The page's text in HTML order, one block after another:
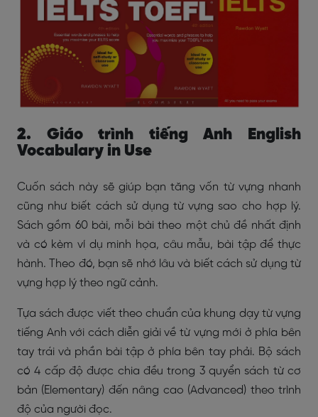
2. Giáo trình tiếng Anh English
Vocabulary in Use
Cuốn sách này sẽ giúp bạn tăng vốn từ vựng nhanh
cũng như biết cách sử dụng từ vựng sao cho hợp lý.
Sách gồm 60 bài, mỗi bài theo một chủ đề nhất định
và có kèm ví dụ minh họa, câu mẫu, bài tập để thực
hành. Theo đó, bạn sẽ nhớ lâu và biết cách sử dụng từ
vựng hợp lý theo ngữ cảnh.
Tựa sách được viết theo chuẩn của khung dạy từ vựng
tiếng Anh với cách diễn giải về từ vựng mới ở phía bên
tay trái và phần bài tập ở phía bên tay phải. Bộ sách
có 4 cấp độ được chia đều trong 3 quyển sách từ cơ
bản (Elementary) đến nâng cao (Advanced) theo trình
độ của người đọc.